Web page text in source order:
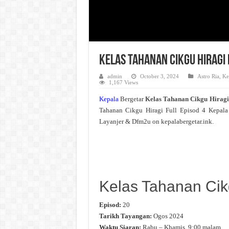
Kelas Tahanan Cikgu Hiragi
admin October 3, 2024 Astro Ria
1,167 Views
KepalaBergetarKelas Tahanan Cikgu Hiragi
Tahanan Cikgu Hiragi Full Episod 4
Layanjer & Dfm2u on kepalabergetar.ink.
Kelas Tahanan
Episod: 20
Tarikh Tayangan: Ogos 2024
Waktu Siaran: Rabu – Khamis, 9:00 malam